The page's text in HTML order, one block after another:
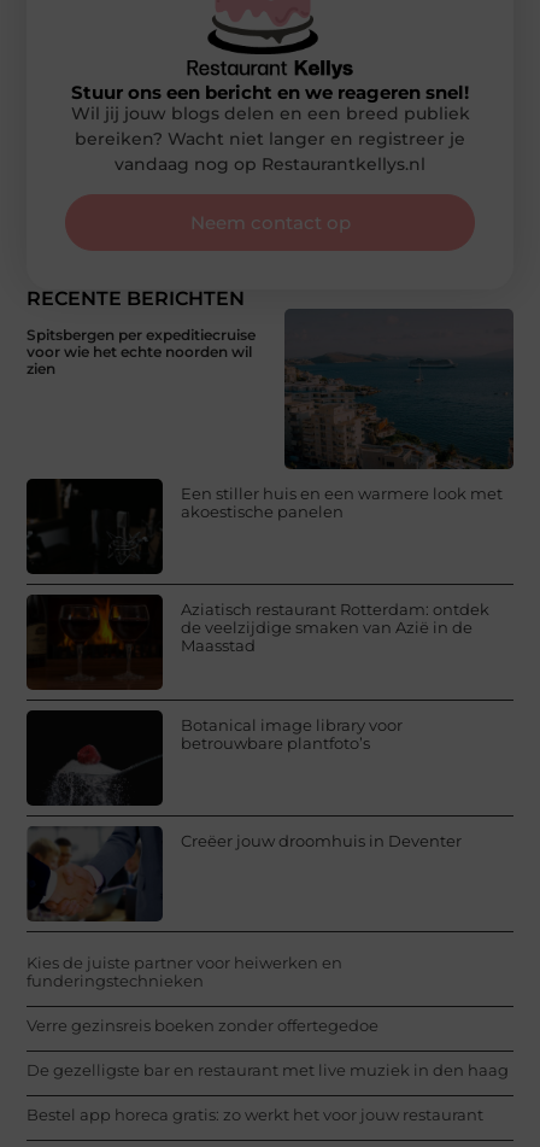
RECENTE BERICHTEN
Spitsbergen per expeditiecruise
voor wie het echte noorden wil
zien
Een stiller huis en een warmere look met
akoestische panelen
Aziatisch restaurant Rotterdam: ontdek
de veelzijdige smaken van Azië in de
Maasstad
Botanical image library voor
betrouwbare plantfoto’s
Creëer jouw droomhuis in Deventer
Kies de juiste partner voor heiwerken en
funderingstechnieken
Verre gezinsreis boeken zonder offertegedoe
De gezelligste bar en restaurant met live muziek in den haag
Bestel app horeca gratis: zo werkt het voor jouw restaurant
Stuur ons een bericht en we reageren snel!
Wil jij jouw blogs delen en een breed publiek
bereiken? Wacht niet langer en registreer je
vandaag nog op Restaurantkellys.nl
Neem contact op